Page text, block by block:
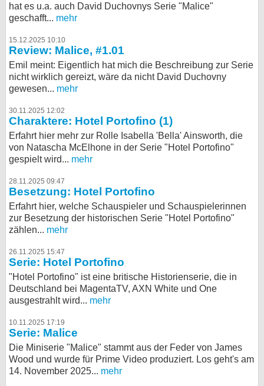
hat es u.a. auch David Duchovnys Serie "Malice"
geschafft... mehr
15.12.2025 10:10
Review: Malice, #1.01
Emil meint: Eigentlich hat mich die Beschreibung zur Serie
nicht wirklich gereizt, wäre da nicht David Duchovny
gewesen... mehr
30.11.2025 12:02
Charaktere: Hotel Portofino (1)
Erfahrt hier mehr zur Rolle Isabella 'Bella' Ainsworth, die
von Natascha McElhone in der Serie "Hotel Portofino"
gespielt wird... mehr
28.11.2025 09:47
Besetzung: Hotel Portofino
Erfahrt hier, welche Schauspieler und Schauspielerinnen
zur Besetzung der historischen Serie "Hotel Portofino"
zählen... mehr
26.11.2025 15:47
Serie: Hotel Portofino
"Hotel Portofino" ist eine britische Historienserie, die in
Deutschland bei MagentaTV, AXN White und One
ausgestrahlt wird... mehr
10.11.2025 17:19
Serie: Malice
Die Miniserie "Malice" stammt aus der Feder von James
Wood und wurde für Prime Video produziert. Los geht's am
14. November 2025... mehr